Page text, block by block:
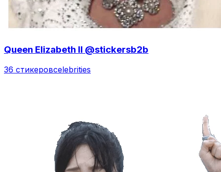
Queen Elizabeth II @stickersb2b
36 стикеровcelebrities